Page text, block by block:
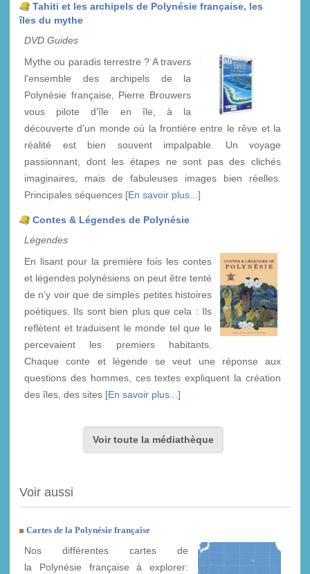
Tahiti et les archipels de Polynésie française, les
îles du mythe
DVD Guides
Mythe ou paradis terrestre ? A travers
l'ensemble des archipels de la
Polynésie française, Pierre Brouwers
vous pilote d'île en île, à la
découverte d'un monde où la frontière entre le rêve et la
réalité est bien souvent impalpable. Un voyage
passionnant, dont les étapes ne sont pas des clichés
imaginaires, mais de fabuleuses images bien réelles.
Principales séquences [En savoir plus...]
Contes & Légendes de Polynésie
Légendes
En lisant pour la première fois les contes
et légendes polynésiens on peut être tenté
de n’y voir que de simples petites histoires
poétiques. Ils sont bien plus que cela : Ils
reflètent et traduisent le monde tel que le
percevaient les premiers habitants.
Chaque conte et légende se veut une réponse aux
questions des hommes, ces textes expliquent la création
des îles, des sites [En savoir plus...]
Voir toute la médiathèque
Voir aussi
Cartes de la Polynésie française
Nos différentes cartes de
la Polynésie française à explorer: